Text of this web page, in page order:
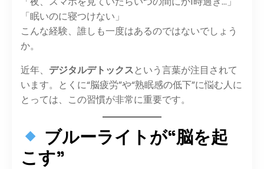
「眠いのに寝つけない」
こんな経験、誰しも一度はあるのではないでしょう
か。
近年、 デジタルデトックスという言葉が注目されて
います。とくに“脳疲労”や“熟眠感の低下”に悩む人に
とっては、この習慣が非常に重要です。
ブルーライトが“脳を起
こす”